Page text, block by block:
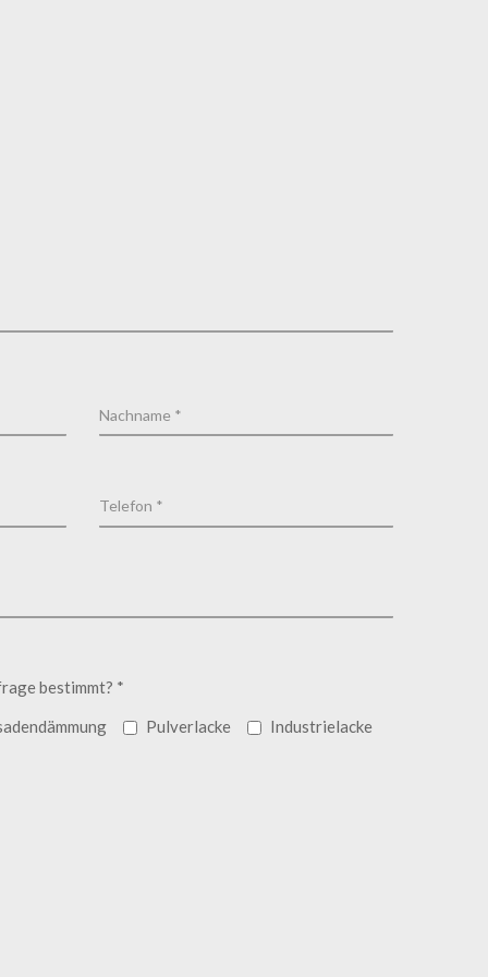
bestimmt? *
Pulverlacke
Industrielacke